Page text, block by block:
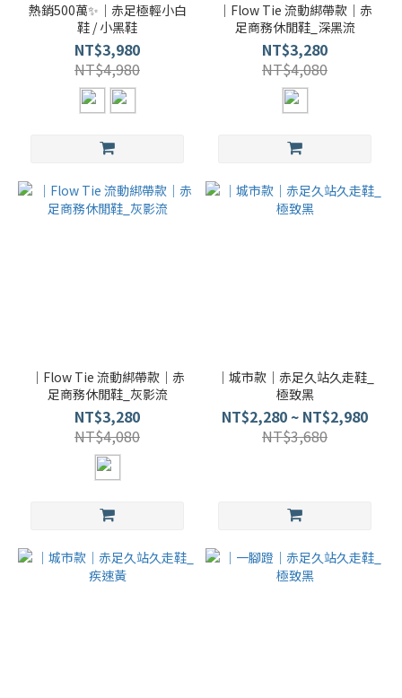
熱銷500萬✨｜赤足極輕小白
鞋 / 小黑鞋
NT$3,980
NT$4,980
｜Flow Tie 流動綁帶款｜赤
足商務休閒鞋_深黑流
NT$3,280
NT$4,080
｜Flow Tie 流動綁帶款｜赤
足商務休閒鞋_灰影流
NT$3,280
NT$4,080
｜城市款｜赤足久站久走鞋_
極致黑
NT$2,280 ~ NT$2,980
NT$3,680